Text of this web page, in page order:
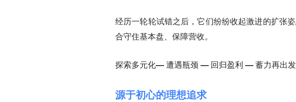
经历一轮轮试错之后，它们纷纷收起激进的扩张
合守住基本盘、保障营收。
探索多元化— 遭遇瓶颈 — 回归盈利 — 蓄力再出发
源于初心的理想追求